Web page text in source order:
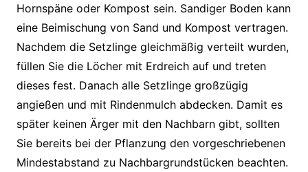
Hornspäne oder Kompost sein. Sandiger Boden kann
eine Beimischung von Sand und Kompost vertragen.
Nachdem die Setzlinge gleichmäßig verteilt wurden,
füllen Sie die Löcher mit Erdreich auf und treten
dieses fest. Danach alle Setzlinge großzügig
angießen und mit Rindenmulch abdecken. Damit es
später keinen Ärger mit den Nachbarn gibt, sollten
Sie bereits bei der Pflanzung den vorgeschriebenen
Mindestabstand zu Nachbargrundstücken beachten.